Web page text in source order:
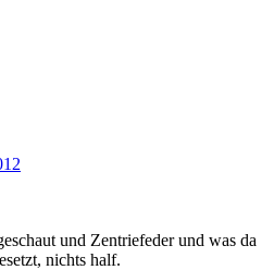
und Zentriefeder und was da
nichts half.